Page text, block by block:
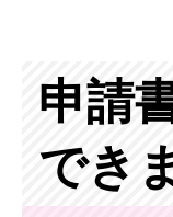
申請
でき